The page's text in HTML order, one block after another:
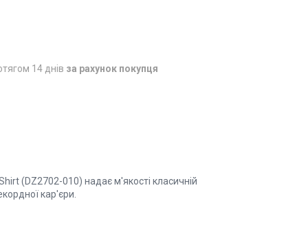
14 днів за рахунок покупця
(DZ2702-010) надає м'якості класичній
кар'єри.